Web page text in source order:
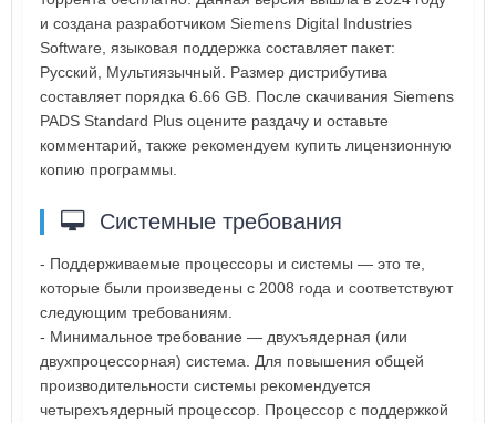
и создана разработчиком Siemens Digital Industries
Software, языковая поддержка составляет пакет:
Русский, Мультиязычный. Размер дистрибутива
составляет порядка 6.66 GB. После скачивания Siemens
PADS Standard Plus оцените раздачу и оставьте
комментарий, также рекомендуем купить лицензионную
копию программы.
Системные требования
- Поддерживаемые процессоры и системы — это те,
которые были произведены с 2008 года и соответствуют
следующим требованиям.
- Минимальное требование — двухъядерная (или
двухпроцессорная) система. Для повышения общей
производительности системы рекомендуется
четырехъядерный процессор. Процессор с поддержкой